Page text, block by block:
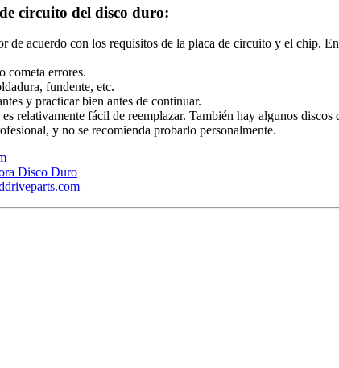
circuito del disco duro:
acuerdo con los requisitos de la placa de circuito y el chip.
cometa errores.
fundente, etc.
y practicar bien antes de continuar.
relativamente fácil de reemplazar. También hay algunos
y no se recomienda probarlo personalmente.
Disco Duro